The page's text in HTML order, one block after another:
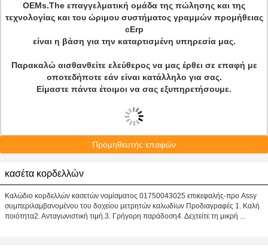
OEMs.The επαγγελματική ομάδα της πώλησης και της
τεχνολογίας και του ώριμου συστήματος γραμμών προμήθειας
cErp
είναι η βάση για την καταρτισμένη υπηρεσία μας.
Παρακαλώ αισθανθείτε ελεύθερος να μας έρθει σε επαφή με
οποτεδήποτε εάν είναι κατάλληλο για σας.
Είμαστε πάντα έτοιμοι να σας εξυπηρετήσουμε.
Προμηθευτής επαφών
κασέτα κορδελλών
Καλώδιο κορδελλών κασετών νομίσματος 01750043025 επικεφαλής-προ Assy
συμπεριλαμβανομένου του δοχείου μετρητών καλωδίων Προδιαγραφές 1. Καλή
ποιότητα2. Ανταγωνιστική τιμή.3. Γρήγορη παράδοση4. Δεχτείτε τη μικρή ...